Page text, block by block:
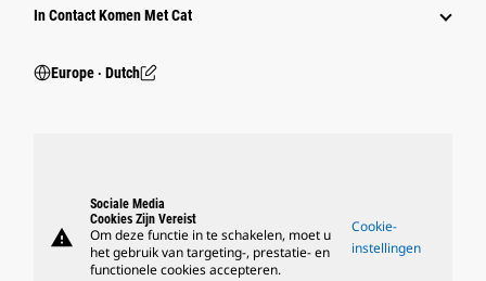
In Contact Komen Met Cat
Europe ‧ Dutch
warning
Sociale Media
Cookies Zijn Vereist
Om deze functie in te schakelen, moet u
het gebruik van targeting-, prestatie- en
functionele cookies accepteren.
Cookie-
instellingen